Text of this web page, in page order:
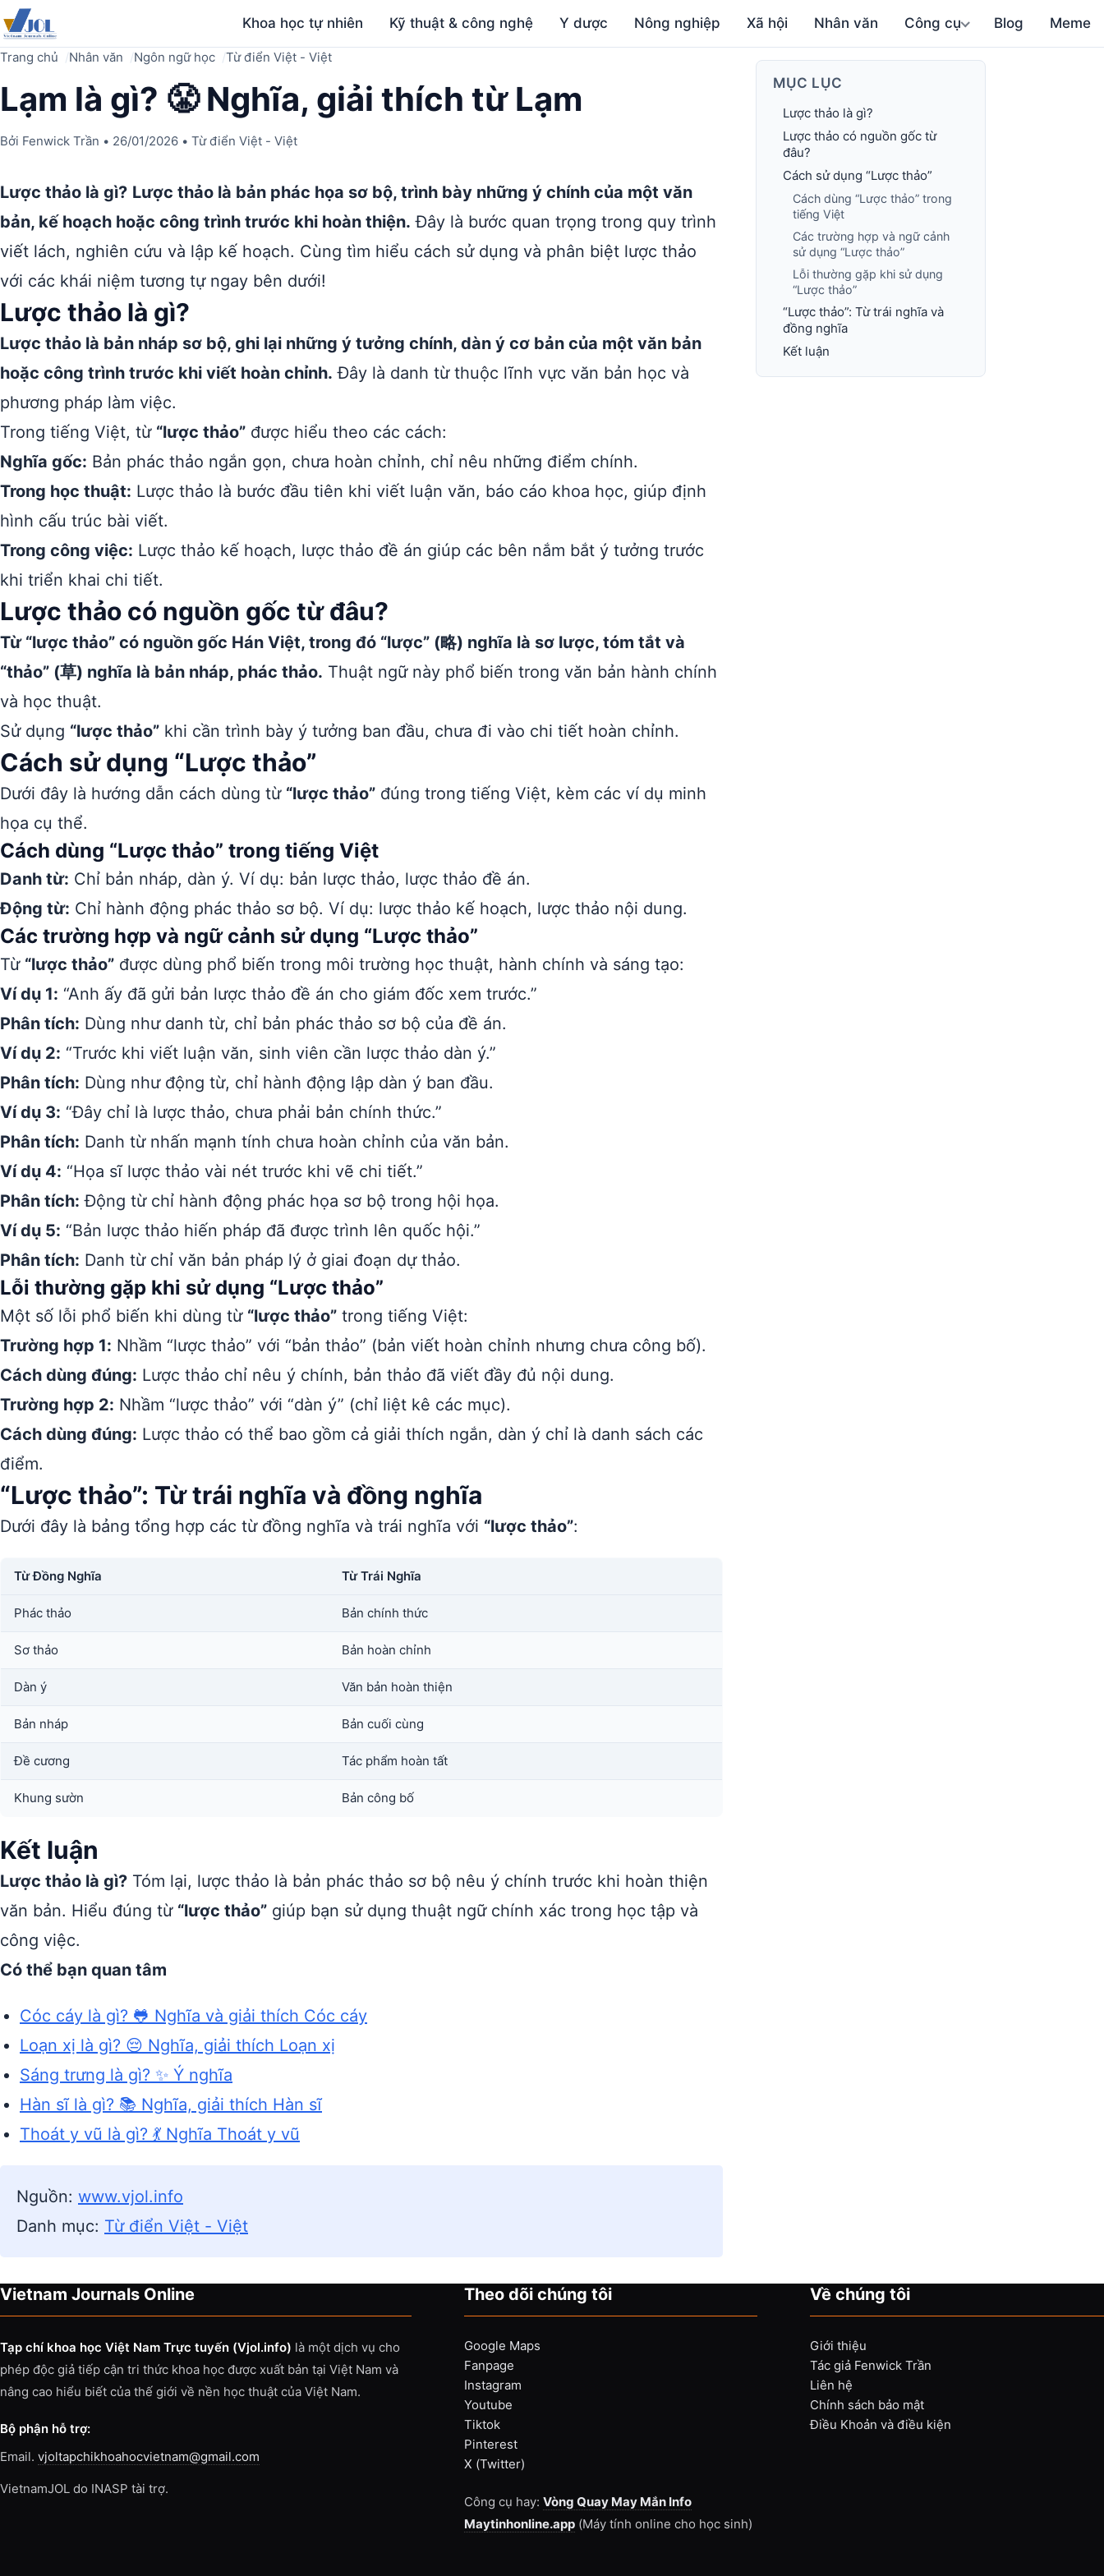
Khoa học tự nhiên Kỹ thuật & công nghệ Y dược Nông nghiệp Xã hội Nhân văn Công cụ Blog Meme
Trang chủ Nhân văn Ngôn ngữ học Từ điển Việt - Việt
Lạm là gì? 😤 Nghĩa, giải thích từ Lạm
Bởi Fenwick Trần • 26/01/2026 • Từ điển Việt - Việt
Lược thảo là gì? Lược thảo là bản phác họa sơ bộ, trình bày những ý chính của một văn
bản, kế hoạch hoặc công trình trước khi hoàn thiện. Đây là bước quan trọng trong quy trình
viết lách, nghiên cứu và lập kế hoạch. Cùng tìm hiểu cách sử dụng và phân biệt lược thảo
với các khái niệm tương tự ngay bên dưới!
Lược thảo là gì?
Lược thảo là bản nháp sơ bộ, ghi lại những ý tưởng chính, dàn ý cơ bản của một văn bản
hoặc công trình trước khi viết hoàn chỉnh. Đây là danh từ thuộc lĩnh vực văn bản học và
phương pháp làm việc.
Trong tiếng Việt, từ “lược thảo” được hiểu theo các cách:
Nghĩa gốc: Bản phác thảo ngắn gọn, chưa hoàn chỉnh, chỉ nêu những điểm chính.
Trong học thuật: Lược thảo là bước đầu tiên khi viết luận văn, báo cáo khoa học, giúp định
hình cấu trúc bài viết.
Trong công việc: Lược thảo kế hoạch, lược thảo đề án giúp các bên nắm bắt ý tưởng trước
khi triển khai chi tiết.
Lược thảo có nguồn gốc từ đâu?
Từ “lược thảo” có nguồn gốc Hán Việt, trong đó “lược” (略) nghĩa là sơ lược, tóm tắt và
“thảo” (草) nghĩa là bản nháp, phác thảo. Thuật ngữ này phổ biến trong văn bản hành chính
và học thuật.
Sử dụng “lược thảo” khi cần trình bày ý tưởng ban đầu, chưa đi vào chi tiết hoàn chỉnh.
Cách sử dụng “Lược thảo”
Dưới đây là hướng dẫn cách dùng từ “lược thảo” đúng trong tiếng Việt, kèm các ví dụ minh
họa cụ thể.
Cách dùng “Lược thảo” trong tiếng Việt
Danh từ: Chỉ bản nháp, dàn ý. Ví dụ: bản lược thảo, lược thảo đề án.
Động từ: Chỉ hành động phác thảo sơ bộ. Ví dụ: lược thảo kế hoạch, lược thảo nội dung.
Các trường hợp và ngữ cảnh sử dụng “Lược thảo”
Từ “lược thảo” được dùng phổ biến trong môi trường học thuật, hành chính và sáng tạo:
Ví dụ 1: “Anh ấy đã gửi bản lược thảo đề án cho giám đốc xem trước.”
Phân tích: Dùng như danh từ, chỉ bản phác thảo sơ bộ của đề án.
Ví dụ 2: “Trước khi viết luận văn, sinh viên cần lược thảo dàn ý.”
Phân tích: Dùng như động từ, chỉ hành động lập dàn ý ban đầu.
Ví dụ 3: “Đây chỉ là lược thảo, chưa phải bản chính thức.”
Phân tích: Danh từ nhấn mạnh tính chưa hoàn chỉnh của văn bản.
Ví dụ 4: “Họa sĩ lược thảo vài nét trước khi vẽ chi tiết.”
Phân tích: Động từ chỉ hành động phác họa sơ bộ trong hội họa.
Ví dụ 5: “Bản lược thảo hiến pháp đã được trình lên quốc hội.”
Phân tích: Danh từ chỉ văn bản pháp lý ở giai đoạn dự thảo.
Lỗi thường gặp khi sử dụng “Lược thảo”
Một số lỗi phổ biến khi dùng từ “lược thảo” trong tiếng Việt:
Trường hợp 1: Nhầm “lược thảo” với “bản thảo” (bản viết hoàn chỉnh nhưng chưa công bố).
Cách dùng đúng: Lược thảo chỉ nêu ý chính, bản thảo đã viết đầy đủ nội dung.
Trường hợp 2: Nhầm “lược thảo” với “dàn ý” (chỉ liệt kê các mục).
Cách dùng đúng: Lược thảo có thể bao gồm cả giải thích ngắn, dàn ý chỉ là danh sách các
điểm.
“Lược thảo”: Từ trái nghĩa và đồng nghĩa
Dưới đây là bảng tổng hợp các từ đồng nghĩa và trái nghĩa với “lược thảo”:
Từ Đồng Nghĩa Từ Trái Nghĩa
Phác thảo Bản chính thức
Sơ thảo Bản hoàn chỉnh
Dàn ý Văn bản hoàn thiện
Bản nháp Bản cuối cùng
Đề cương Tác phẩm hoàn tất
Khung sườn Bản công bố
Kết luận
Lược thảo là gì? Tóm lại, lược thảo là bản phác thảo sơ bộ nêu ý chính trước khi hoàn thiện
văn bản. Hiểu đúng từ “lược thảo” giúp bạn sử dụng thuật ngữ chính xác trong học tập và
công việc.
Có thể bạn quan tâm
Cóc cáy là gì? 🐸 Nghĩa và giải thích Cóc cáy
Loạn xị là gì? 😔 Nghĩa, giải thích Loạn xị
Sáng trưng là gì? ✨ Ý nghĩa
Hàn sĩ là gì? 📚 Nghĩa, giải thích Hàn sĩ
Thoát y vũ là gì? 💃 Nghĩa Thoát y vũ
Nguồn: www.vjol.info
Danh mục: Từ điển Việt - Việt
MỤC LỤC
Lược thảo là gì?
Lược thảo có nguồn gốc từ
đâu?
Cách sử dụng “Lược thảo”
Cách dùng “Lược thảo” trong
tiếng Việt
Các trường hợp và ngữ cảnh
sử dụng “Lược thảo”
Lỗi thường gặp khi sử dụng
“Lược thảo”
“Lược thảo”: Từ trái nghĩa và
đồng nghĩa
Kết luận
Vietnam Journals Online
Tạp chí khoa học Việt Nam Trực tuyến (Vjol.info) là một dịch vụ cho
phép độc giả tiếp cận tri thức khoa học được xuất bản tại Việt Nam và
nâng cao hiểu biết của thế giới về nền học thuật của Việt Nam.
Bộ phận hỗ trợ:
Email. vjoltapchikhoahocvietnam@gmail.com
VietnamJOL do INASP tài trợ.
Theo dõi chúng tôi
Google Maps
Fanpage
Instagram
Youtube
Tiktok
Pinterest
X (Twitter)
Công cụ hay: Vòng Quay May Mắn Info
Maytinhonline.app(Máy tính online cho học sinh)
Về chúng tôi
Giới thiệu
Tác giả Fenwick Trần
Liên hệ
Chính sách bảo mật
Điều Khoản và điều kiện